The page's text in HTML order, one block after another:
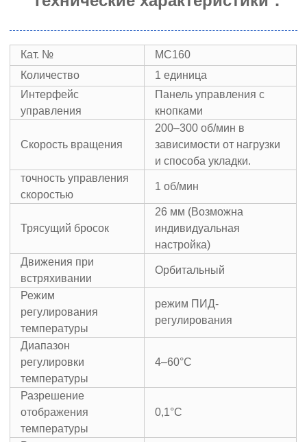
Кат. №
МС160
Количество
1 единица
Интерфейс
управления
Панель управления с
кнопками
Скорость вращения
200–300 об/мин в
зависимости от нагрузки
и способа укладки.
точность управления
скоростью
1 об/мин
Трясущий бросок
26 мм (Возможна
индивидуальная
настройка)
Движения при
встряхивании
Орбитальный
Режим
регулирования
температуры
режим ПИД-
регулирования
Диапазон
регулировки
температуры
4–60°C
Разрешение
отображения
температуры
0,1°C